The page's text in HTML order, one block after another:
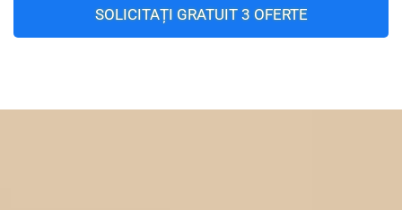
SOLICITAȚI GRATUIT 3 OFERTE